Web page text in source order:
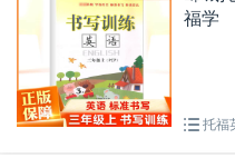
福学
托福